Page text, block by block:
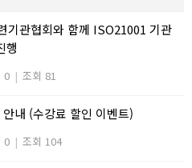
기관협회와 함께 ISO21001 기관
행
0 | 조회 81
내 (수강료 할인 이벤트)
0 | 조회 104